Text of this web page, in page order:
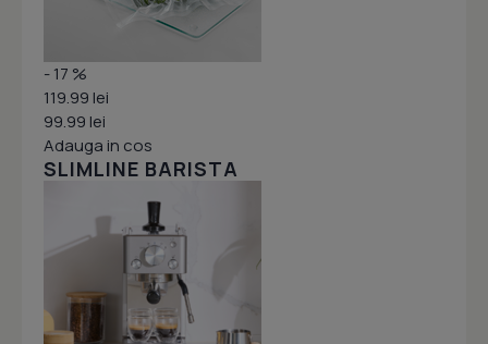
- 17 %
119.99 lei
99.99 lei
Adauga in cos
SLIMLINE BARISTA